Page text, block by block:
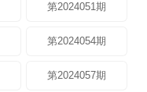
第2024051期
第2024054期
第2024057期